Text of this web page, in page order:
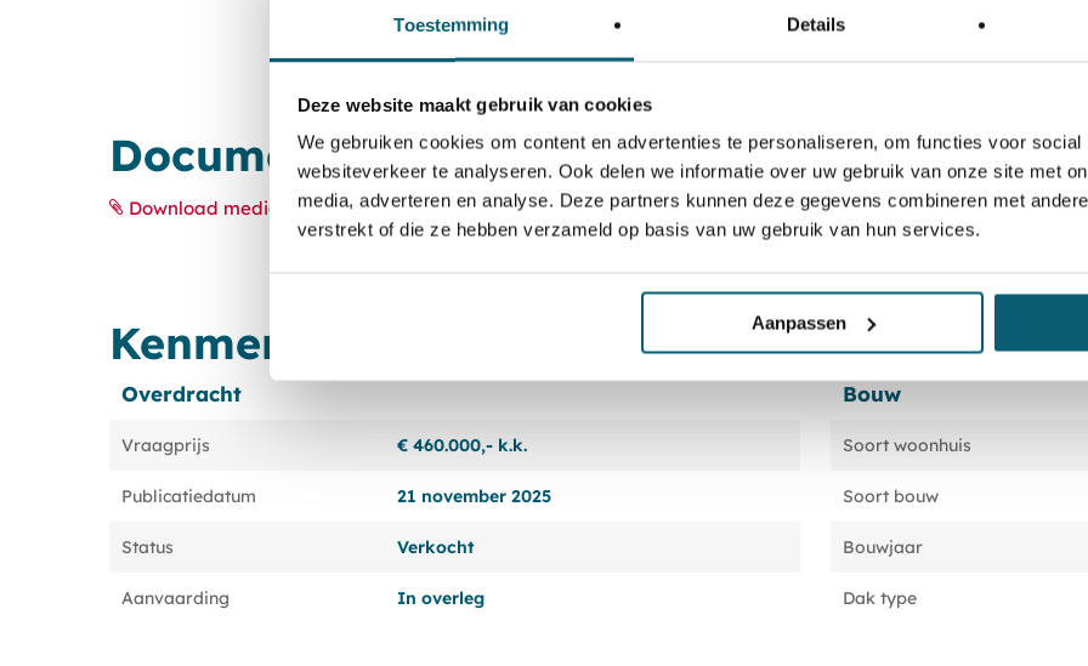
Toestemming Details
Deze website maakt gebruik van cookies
We gebruiken cookies om content en advertenties te personaliseren, om functies voor
websiteverkeer te analyseren. Ook delen we informatie over uw gebruik van onze site met
media, adverteren en analyse. Deze partners kunnen deze gegevens combineren met
verstrekt of die ze hebben verzameld op basis van uw gebruik van hun services.
Aanpassen
Documenten
Download media
Kenmerken
Overdracht
Vraagprijs € 460.000,- k.k.
Publicatiedatum 21 november 2025
Status Verkocht
Aanvaarding In overleg
Bouw
Soort woonhuis
Soort bouw
Bouwjaar
Dak type